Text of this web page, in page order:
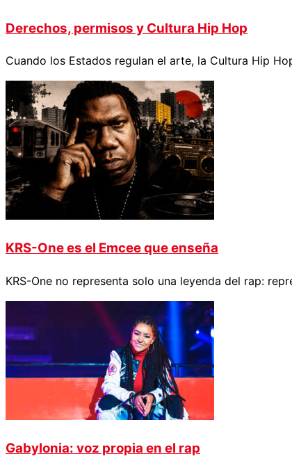
Derechos, permisos y Cultura Hip Hop
Cuando los Estados regulan el arte, la Cultura Hip
KRS-One es el Emcee que enseña
KRS-One no representa solo una leyenda del rap:
Gabylonia: voz propia en el rap